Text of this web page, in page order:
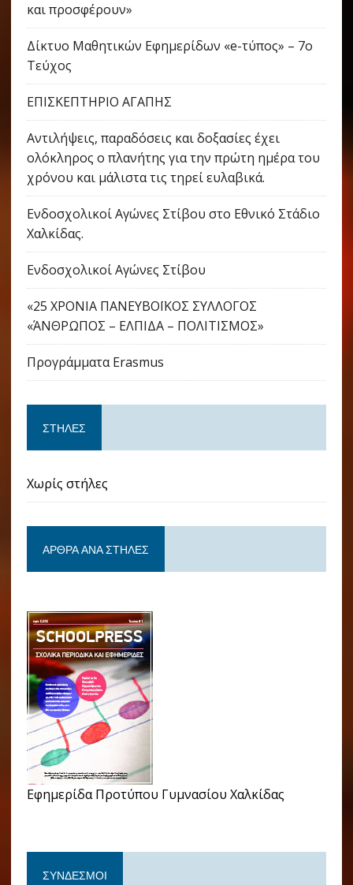
και προσφέρουν»
Δίκτυο Μαθητικών Εφημερίδων «e-τύπος» – 7ο
Τεύχος
ΕΠΙΣΚΕΠΤΗΡΙΟ ΑΓΑΠΗΣ
Αντιλήψεις, παραδόσεις και δοξασίες έχει
ολόκληρος ο πλανήτης για την πρώτη ημέρα του
χρόνου και μάλιστα τις τηρεί ευλαβικά.
Ενδοσχολικοί Αγώνες Στίβου στο Εθνικό Στάδιο
Χαλκίδας.
Ενδοσχολικοί Αγώνες Στίβου
«25 ΧΡΟΝΙΑ ΠΑΝΕΥΒΟΪΚΟΣ ΣΥΛΛΟΓΟΣ
«ΆΝΘΡΩΠΟΣ – ΕΛΠΙΔΑ – ΠΟΛΙΤΙΣΜΟΣ»
Προγράμματα Erasmus
ΣΤΉΛΕΣ
Χωρίς στήλες
ΆΡΘΡΑ ΑΝΆ ΣΤΉΛΕΣ
Εφημερίδα Προτύπου Γυμνασίου Χαλκίδας
ΣΎΝΔΕΣΜΟΙ